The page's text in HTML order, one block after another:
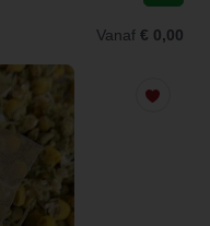
Vanaf € 0,00